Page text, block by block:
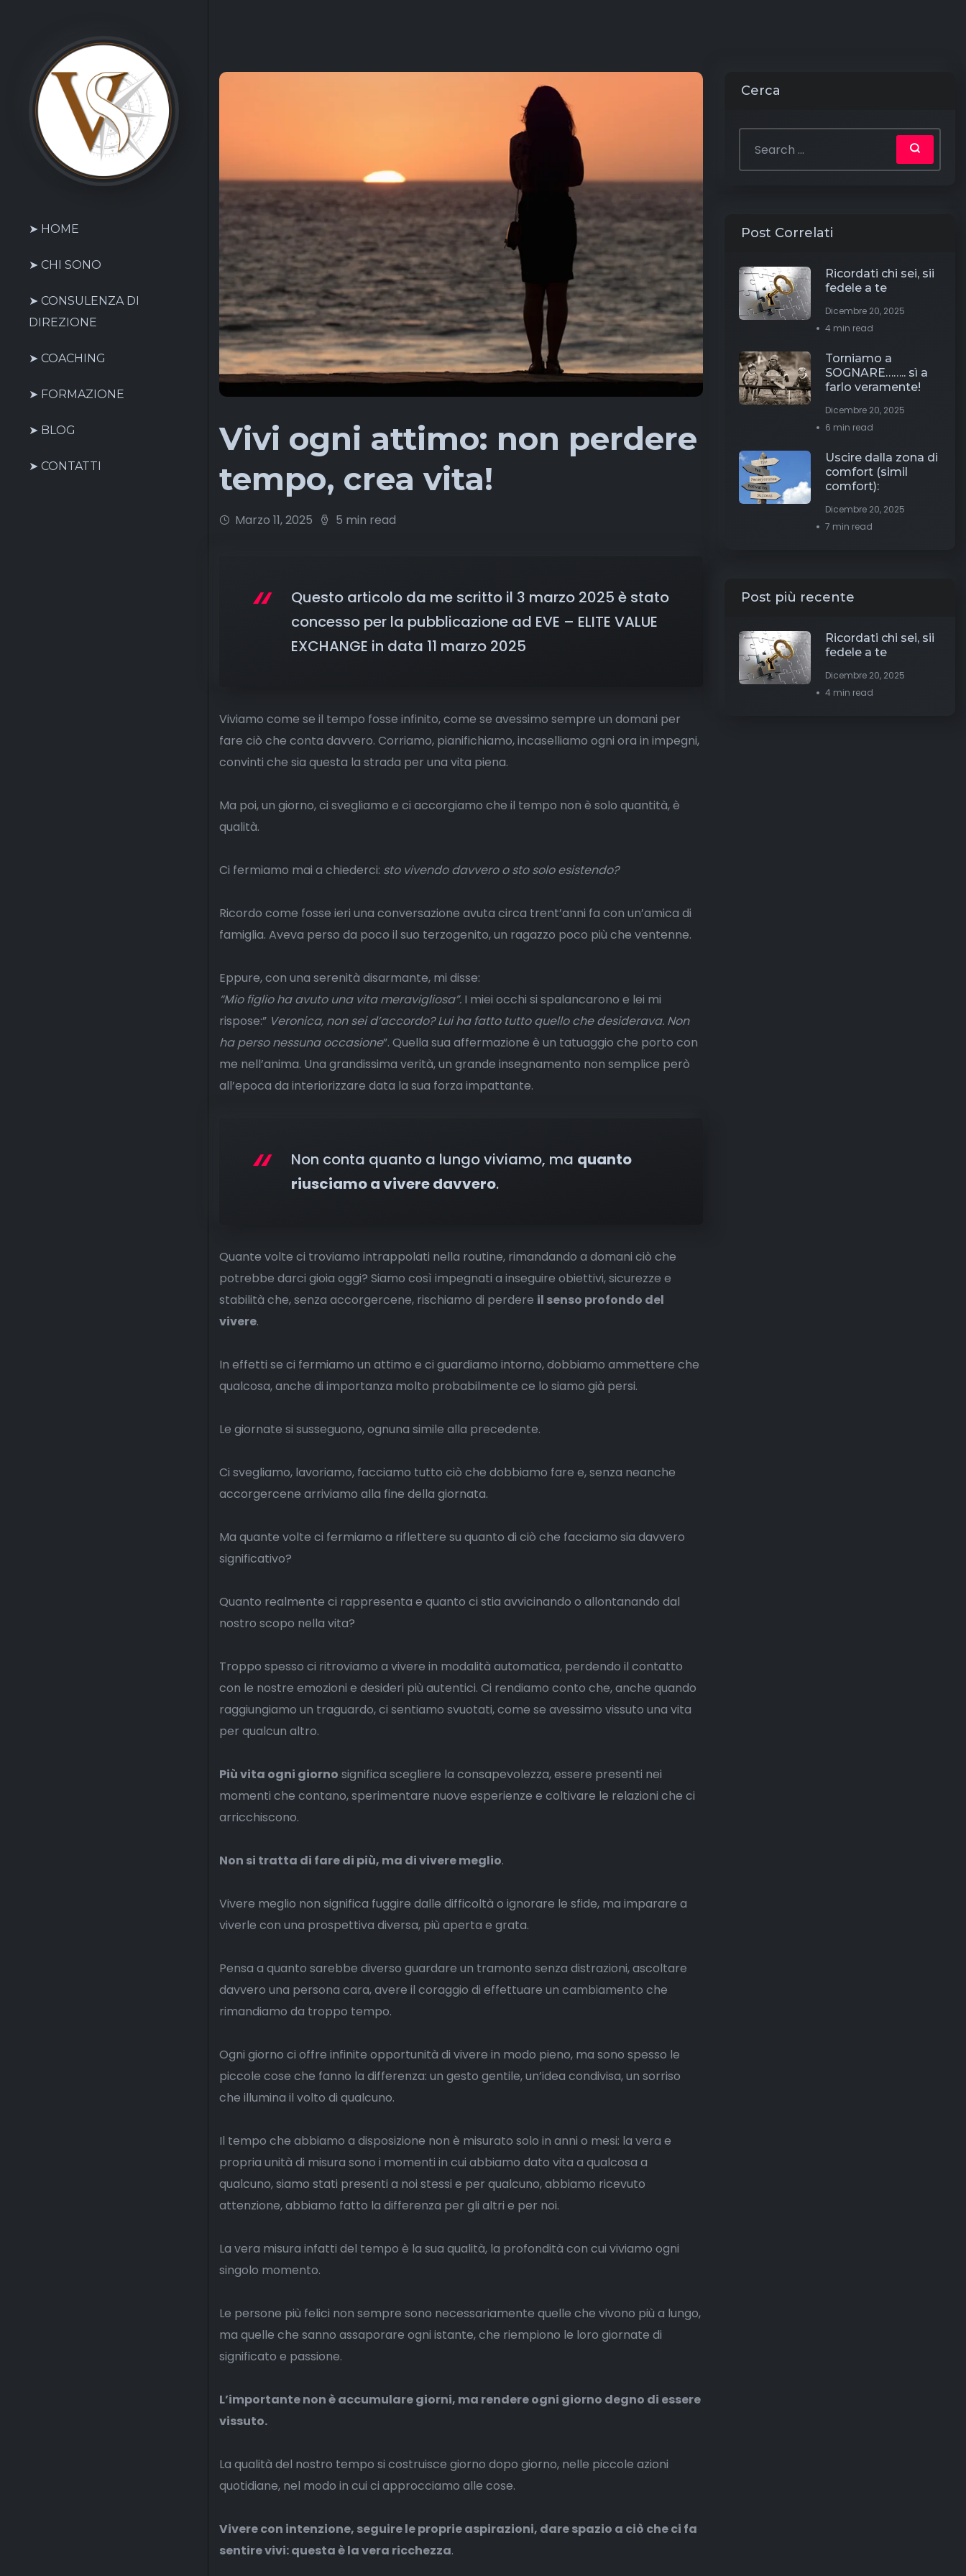
➤ HOME
➤ CHI SONO
➤ CONSULENZA DI
DIREZIONE
➤ COACHING
➤ FORMAZIONE
➤ BLOG
➤ CONTATTI
Vivi ogni attimo: non perdere
tempo, crea vita!
Marzo 11, 2025 5 min read
Questo articolo da me scritto il 3 marzo 2025 è stato
concesso per la pubblicazione ad EVE – ELITE VALUE
EXCHANGE in data 11 marzo 2025
Viviamo come se il tempo fosse infinito, come se avessimo sempre un domani per
fare ciò che conta davvero. Corriamo, pianifichiamo, incaselliamo ogni ora in impegni,
convinti che sia questa la strada per una vita piena.
Ma poi, un giorno, ci svegliamo e ci accorgiamo che il tempo non è solo quantità, è
qualità.
Ci fermiamo mai a chiederci: sto vivendo davvero o sto solo esistendo?
Ricordo come fosse ieri una conversazione avuta circa trent’anni fa con un’amica di
famiglia. Aveva perso da poco il suo terzogenito, un ragazzo poco più che ventenne.
Eppure, con una serenità disarmante, mi disse:
“Mio figlio ha avuto una vita meravigliosa”. I miei occhi si spalancarono e lei mi
rispose:” Veronica, non sei d’accordo? Lui ha fatto tutto quello che desiderava. Non
ha perso nessuna occasione”. Quella sua affermazione è un tatuaggio che porto con
me nell’anima. Una grandissima verità, un grande insegnamento non semplice però
all’epoca da interiorizzare data la sua forza impattante.
Non conta quanto a lungo viviamo, ma quanto
riusciamo a vivere davvero.
Quante volte ci troviamo intrappolati nella routine, rimandando a domani ciò che
potrebbe darci gioia oggi? Siamo così impegnati a inseguire obiettivi, sicurezze e
stabilità che, senza accorgercene, rischiamo di perdere il senso profondo del
vivere.
In effetti se ci fermiamo un attimo e ci guardiamo intorno, dobbiamo ammettere che
qualcosa, anche di importanza molto probabilmente ce lo siamo già persi.
Le giornate si susseguono, ognuna simile alla precedente.
Ci svegliamo, lavoriamo, facciamo tutto ciò che dobbiamo fare e, senza neanche
accorgercene arriviamo alla fine della giornata.
Ma quante volte ci fermiamo a riflettere su quanto di ciò che facciamo sia davvero
significativo?
Quanto realmente ci rappresenta e quanto ci stia avvicinando o allontanando dal
nostro scopo nella vita?
Troppo spesso ci ritroviamo a vivere in modalità automatica, perdendo il contatto
con le nostre emozioni e desideri più autentici. Ci rendiamo conto che, anche quando
raggiungiamo un traguardo, ci sentiamo svuotati, come se avessimo vissuto una vita
per qualcun altro.
Più vita ogni giorno significa scegliere la consapevolezza, essere presenti nei
momenti che contano, sperimentare nuove esperienze e coltivare le relazioni che ci
arricchiscono.
Non si tratta di fare di più, ma di vivere meglio.
Vivere meglio non significa fuggire dalle difficoltà o ignorare le sfide, ma imparare a
viverle con una prospettiva diversa, più aperta e grata.
Pensa a quanto sarebbe diverso guardare un tramonto senza distrazioni, ascoltare
davvero una persona cara, avere il coraggio di effettuare un cambiamento che
rimandiamo da troppo tempo.
Ogni giorno ci offre infinite opportunità di vivere in modo pieno, ma sono spesso le
piccole cose che fanno la differenza: un gesto gentile, un’idea condivisa, un sorriso
che illumina il volto di qualcuno.
Il tempo che abbiamo a disposizione non è misurato solo in anni o mesi: la vera e
propria unità di misura sono i momenti in cui abbiamo dato vita a qualcosa a
qualcuno, siamo stati presenti a noi stessi e per qualcuno, abbiamo ricevuto
attenzione, abbiamo fatto la differenza per gli altri e per noi.
La vera misura infatti del tempo è la sua qualità, la profondità con cui viviamo ogni
singolo momento.
Le persone più felici non sempre sono necessariamente quelle che vivono più a lungo,
ma quelle che sanno assaporare ogni istante, che riempiono le loro giornate di
significato e passione.
L’importante non è accumulare giorni, ma rendere ogni giorno degno di essere
vissuto.
La qualità del nostro tempo si costruisce giorno dopo giorno, nelle piccole azioni
quotidiane, nel modo in cui ci approcciamo alle cose.
Vivere con intenzione, seguire le proprie aspirazioni, dare spazio a ciò che ci fa
sentire vivi: questa è la vera ricchezza.
Cerca
Post Correlati
Ricordati chi sei, sii
fedele a te
Dicembre 20, 2025
4 min read
Torniamo a
SOGNARE…….. sì a
farlo veramente!
Dicembre 20, 2025
6 min read
Uscire dalla zona di
comfort (simil
comfort):
Dicembre 20, 2025
7 min read
Post più recente
Ricordati chi sei, sii
fedele a te
Dicembre 20, 2025
4 min read